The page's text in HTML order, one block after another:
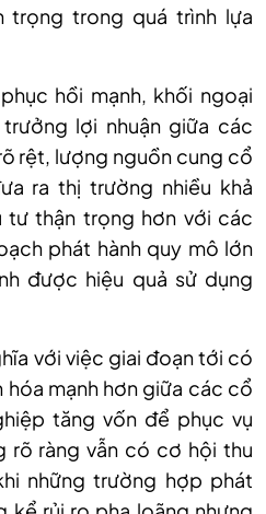
trọng trong quá trình lựa
hồi mạnh, khối ngoại
lợi nhuận giữa các
rệt, lượng nguồn cung cổ
ra thị trường nhiều khả
tư thận trọng hơn với các
phát hành quy mô lớn
được hiệu quả sử dụng
với việc giai đoạn tới có
mạnh hơn giữa các cổ
tăng vốn để phục vụ
rõ ràng vẫn có cơ hội thu
những trường hợp phát